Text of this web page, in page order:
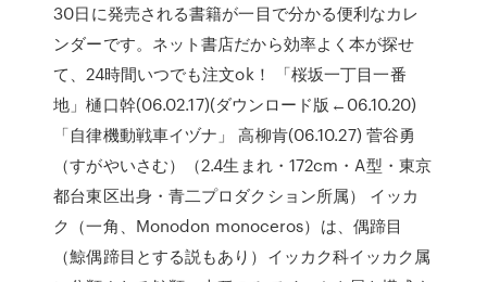
30日に発売される書籍が一目で分かる便利なカレ
ンダーです。ネット書店だから効率よく本が探せ
て、24時間いつでも注文ok！ 「桜坂一丁目一番
地」樋口幹(06.02.17)(ダウンロード版←06.10.20)
「自律機動戦車イヅナ」 高柳肯(06.10.27) 菅谷勇
（すがやいさむ）（2.4生まれ・172cm・A型・東京
都台東区出身・青二プロダクション所属） イッカ
ク（一角、Monodon monoceros）は、偶蹄目
（鯨偶蹄目とする説もあり）イッカク科イッカク属